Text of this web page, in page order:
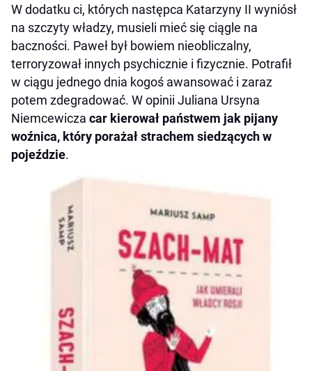
W dodatku ci, których następca Katarzyny II wyniósł
na szczyty władzy, musieli mieć się ciągle na
baczności. Paweł był bowiem nieobliczalny,
terroryzował innych psychicznie i fizycznie. Potrafił
w ciągu jednego dnia kogoś awansować i zaraz
potem zdegradować. W opinii Juliana Ursyna
Niemcewicza car kierował państwem jak pijany
woźnica, który porażał strachem siedzących w
pojeździe.